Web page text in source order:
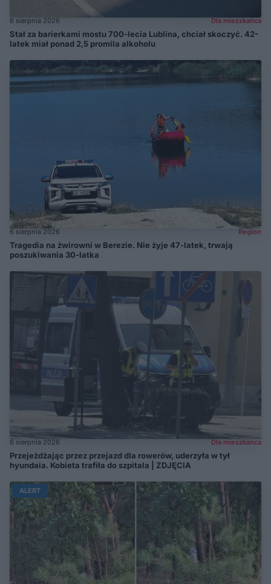
6 sierpnia 2026 Dla mieszkańca
Stał za barierkami mostu 700-lecia Lublina, chciał skoczyć. 42-
latek miał ponad 2,5 promila alkoholu
6 sierpnia 2026 Region
Tragedia na żwirowni w Berezie. Nie żyje 47-latek, trwają
poszukiwania 30-latka
6 sierpnia 2026 Dla mieszkańca
Przejeżdżając przez przejazd dla rowerów, uderzyła w tył
hyundaia. Kobieta trafiła do szpitala | ZDJĘCIA
ALERT